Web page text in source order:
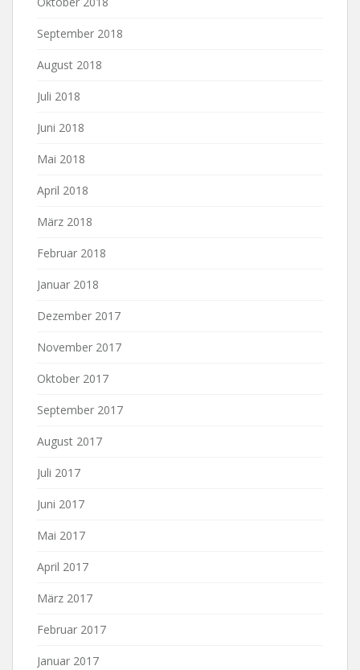
September 2018
August 2018
Juli 2018
Juni 2018
Mai 2018
April 2018
März 2018
Februar 2018
Januar 2018
Dezember 2017
November 2017
Oktober 2017
September 2017
August 2017
Juli 2017
Juni 2017
Mai 2017
April 2017
März 2017
Februar 2017
Januar 2017